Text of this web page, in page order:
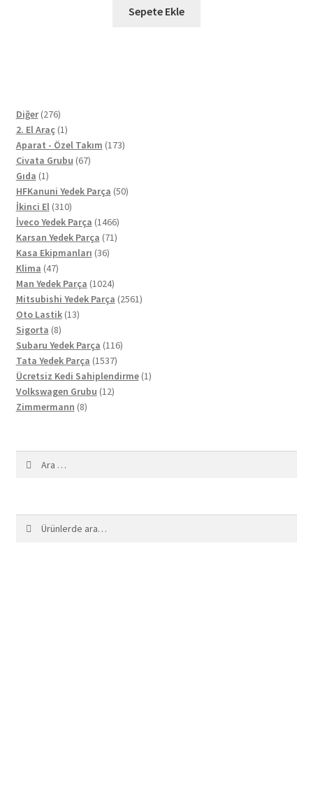
Sepete Ekle
Diğer 276276
ürün
2. El Araç 11
ürün
Aparat - Özel Takım 173173
Civata Grubu 6767
Gıda 11
ürün
HFKanuni Yedek Parça 5050
İkinci El 310310
ürün
İveco Yedek Parça 14661466
ürün
Karsan Yedek Parça 7171
Kasa Ekipmanları 3636
Klima 4747
ürün
Man Yedek Parça 10241024
ürün
Mitsubishi Yedek Parça 25612561
Oto Lastik 1313
Sigorta 88
ürün
Subaru Yedek Parça 116116
Tata Yedek Parça 15371537
ürün
Ücretsiz Kedi Sahiplendirme 11
Volkswagen Grubu 1212
Zimmermann 88